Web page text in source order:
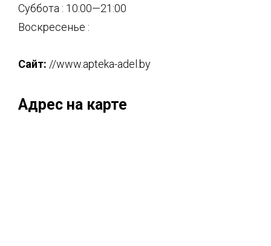
Суббота : 10:00—21:00
Воскресенье :
Сайт: //www.apteka-adel.by
Адрес на карте